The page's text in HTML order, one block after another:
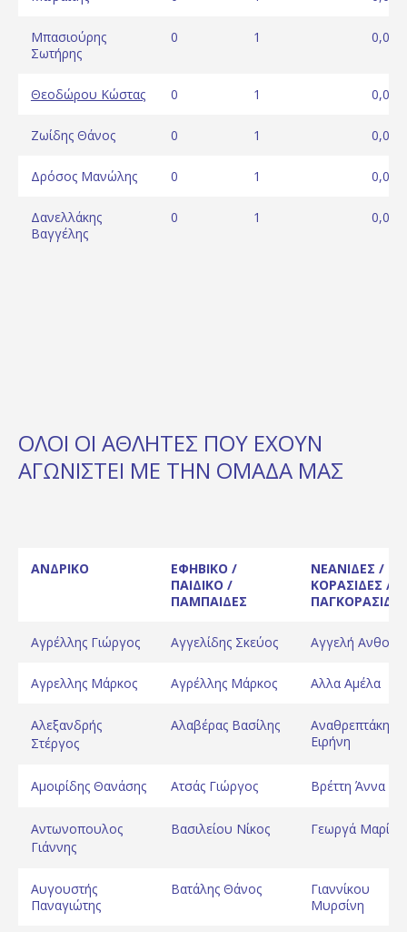
Μπασιούρης
Σωτήρης
0 1 0,00
Θεοδώρου Κώστας 0 1 0,00
Ζωίδης Θάνος 0 1 0,00
Δρόσος Μανώλης 0 1 0,00
Δανελλάκης
Βαγγέλης
0 1 0,00
ΟΛΟΙ ΟΙ ΑΘΛΗΤΈΣ ΠΟΥ ΈΧΟΥΝ
ΑΓΩΝΙΣΤΕΊ ΜΕ ΤΗΝ ΟΜΆΔΑ ΜΑΣ
ΑΝΔΡΙΚΟ
ΕΦΗΒΙΚΟ /
ΠΑΙΔΙΚΟ /
ΠΑΜΠΑΙΔΕΣ
ΝΕΑΝΙΔΕΣ /
ΚΟΡΑΣΙΔΕΣ /
ΠΑΓΚΟΡΑΣΙΔΕΣ
Αγρέλλης Γιώργος Αγγελίδης Σκεύος Αγγελή
Αγρελλης Μάρκος Αγρέλλης Μάρκος Αλλα Αμέλα
Αλεξανδρής
Στέργος
Αλαβέρας Βασίλης
Αναθρεπτάκη
Ειρήνη
Αμοιρίδης Θανάσης Ατσάς Γιώργος Βρέττη Άννα
Αντωνοπουλος
Γιάννης
Βασιλείου Νίκος Γεωργά Μαρία
Αυγουστής
Παναγιώτης
Βατάλης Θάνος
Γιαννίκου
Μυρσίνη